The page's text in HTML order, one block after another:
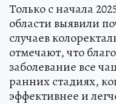
Только с начала
области выявили
случаев
отмечают, что
заболевание все
ранних стадиях,
эффективнее и